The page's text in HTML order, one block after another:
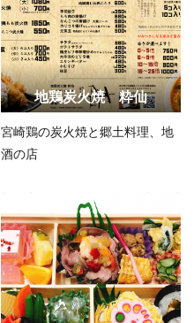
地鶏炭火焼 粋仙
宮崎鶏の炭火焼と郷土料理、地
酒の店